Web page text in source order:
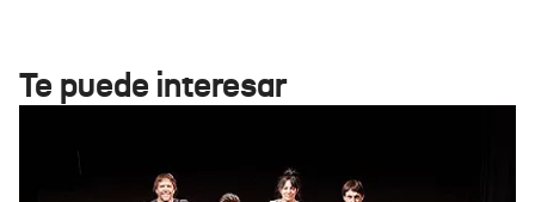
Te puede interesar